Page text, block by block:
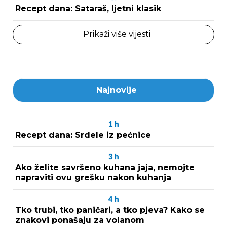
Recept dana: Sataraš, ljetni klasik
Prikaži više vijesti
Najnovije
1 h
Recept dana: Srdele iz pećnice
3 h
Ako želite savršeno kuhana jaja, nemojte
napraviti ovu grešku nakon kuhanja
4 h
Tko trubi, tko paničari, a tko pjeva? Kako se
znakovi ponašaju za volanom